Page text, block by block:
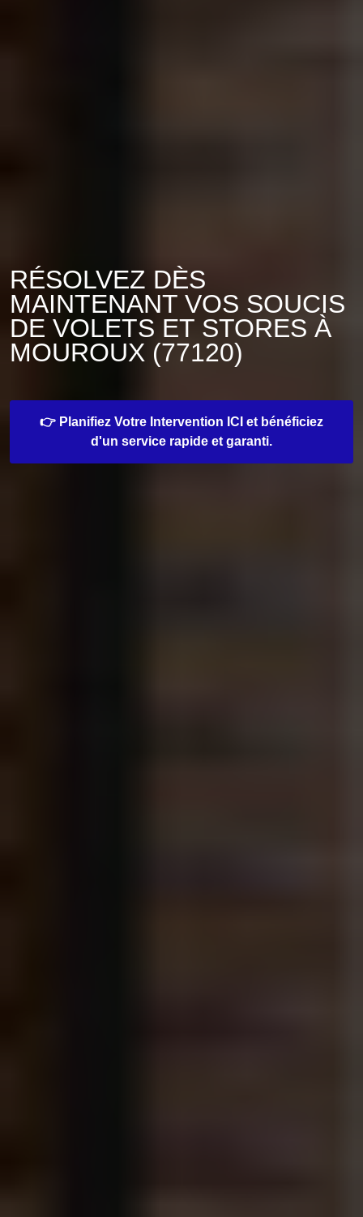
RÉSOLVEZ DÈS
MAINTENANT VOS SOUCIS
DE VOLETS ET STORES À
MOUROUX (77120)
👉 Planifiez Votre Intervention ICI et bénéficiez
d'un service rapide et garanti.